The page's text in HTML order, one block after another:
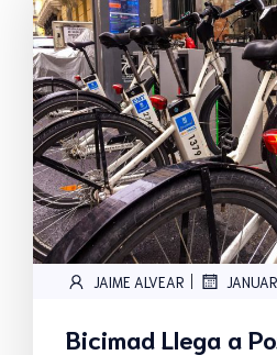
JAIME ALVEAR |
Bicimad Llega a